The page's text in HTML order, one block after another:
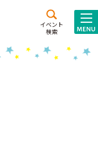
イベント
検索
施設･